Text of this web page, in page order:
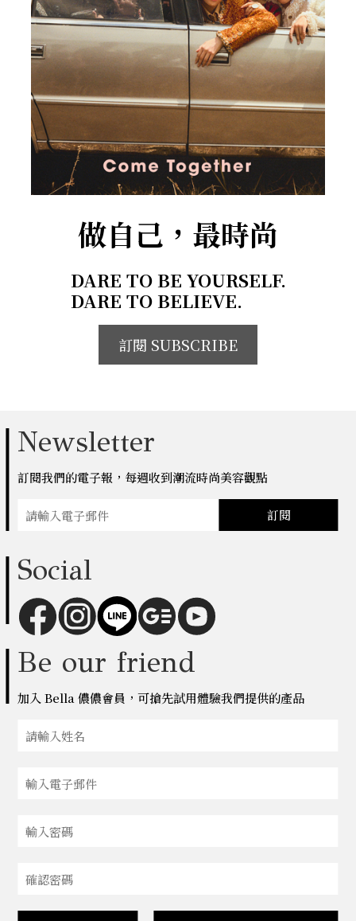
做自己，最時尚
DARE TO BE YOURSELF.
DARE TO BELIEVE.
訂閱 SUBSCRIBE
Newsletter
訂閱我們的電子報，每週收到潮流時尚美容觀點
訂閱
Social
Be our friend
加入 Bella 儂儂會員，可搶先試用體驗我們提供的產品